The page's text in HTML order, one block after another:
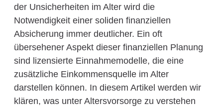
der Unsicherheiten im Alter wird die
Notwendigkeit einer soliden finanziellen
Absicherung immer deutlicher. Ein oft
übersehener Aspekt dieser finanziellen Planung
sind lizensierte Einnahmemodelle, die eine
zusätzliche Einkommensquelle im Alter
darstellen können. In diesem Artikel werden wir
klären, was unter Altersvorsorge zu verstehen